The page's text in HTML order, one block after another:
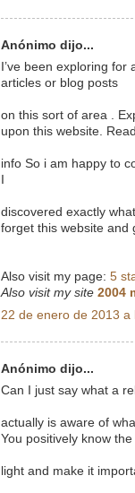
Anónimo dijo...
I’ve been exploring
articles or blog posts
on this sort of area .
upon this website.
info So i am happy to
discovered exactly
forget this website and
Also visit my page: 5
Also visit my site 2004
22 de enero de 2013 a
Anónimo dijo...
Can I just say what a
actually is aware of
You positively know
light and make it